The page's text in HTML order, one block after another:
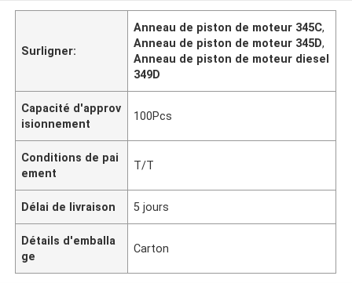
Surligner:
Anneau de piston de moteur 345C,
Anneau de piston de moteur 345D,
Anneau de piston de moteur diesel
349D
Capacité d'approv
isionnement
100Pcs
Conditions de pai
ement
T/T
Délai de livraison 5 jours
Détails d'emballa
ge
Carton